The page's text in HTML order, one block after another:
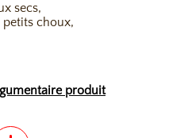
secs,
petits choux,
produit